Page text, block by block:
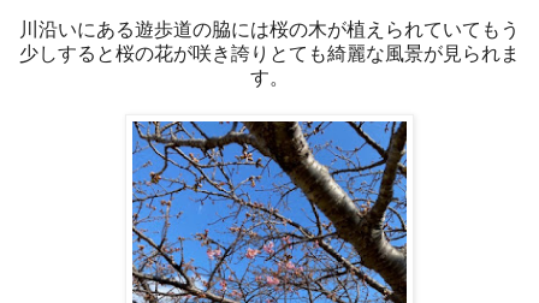
川沿いにある遊歩道の脇には桜の木が植えられていてもう
少しすると桜の花が咲き誇りとても綺麗な風景が見られま
す。